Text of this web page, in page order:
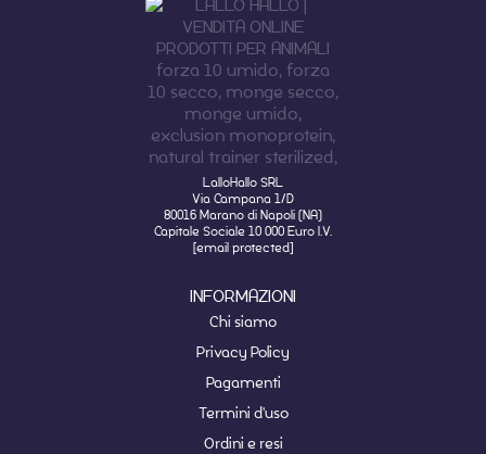
LalloHallo SRL
Via Campana 1/D
80016 Marano di Napoli (NA)
Capitale Sociale 10 000 Euro I.V.
[email protected]
INFORMAZIONI
Chi siamo
Privacy Policy
Pagamenti
Termini d'uso
Ordini e resi